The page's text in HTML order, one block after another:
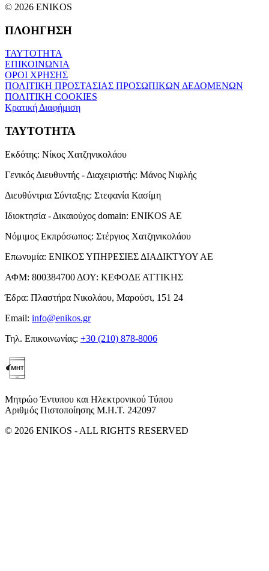
© 2026 ENIKOS
ΠΛΟΗΓΗΣΗ
ΤΑΥΤΟΤΗΤΑ
ΕΠΙΚΟΙΝΩΝΙΑ
ΟΡΟΙ ΧΡΗΣΗΣ
ΠΟΛΙΤΙΚΗ ΠΡΟΣΤΑΣΙΑΣ ΠΡΟΣΩΠΙΚΩΝ ΔΕΔΟΜΕΝΩΝ
ΠΟΛΙΤΙΚΗ COOKIES
Κρατική Διαφήμιση
ΤΑΥΤΟΤΗΤΑ
Εκδότης: Νίκος Χατζηνικολάου
Γενικός Διευθυντής - Διαχειριστής: Μάνος Νιφλής
Διευθύντρια Σύνταξης: Στεφανία Κασίμη
Ιδιοκτησία - Δικαιούχος domain: ENIKOS AE
Νόμιμος Εκπρόσωπος: Στέργιος Χατζηνικολάου
Επωνυμία: ΕΝΙΚΟΣ ΥΠΗΡΕΣΙΕΣ ΔΙΑΔΙΚΤΥΟΥ ΑΕ
ΑΦΜ: 800384700 ΔΟΥ: ΚΕΦΟΔΕ ΑΤΤΙΚΗΣ
Έδρα: Πλαστήρα Νικολάου, Μαρούσι, 151 24
Email: info@enikos.gr
Τηλ. Επικοινωνίας: +30 (210) 878-8006
Μητρώο Έντυπου και Ηλεκτρονικού Τύπου
Αριθμός Πιστοποίησης Μ.Η.Τ. 242097
© 2026 ENIKOS - ALL RIGHTS RESERVED